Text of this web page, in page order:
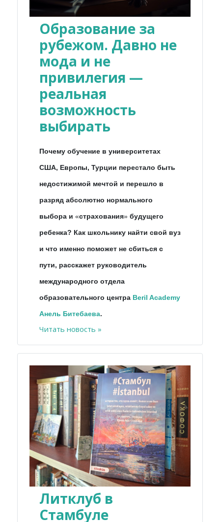
Образование за
рубежом. Давно не
мода и не
привилегия —
реальная
возможность
выбирать
Почему обучение в университетах
США, Европы, Турции перестало быть
недостижимой мечтой и перешло в
разряд абсолютно нормального
выбора и «страхования» будущего
ребенка? Как школьнику найти свой вуз
и что именно поможет не сбиться с
пути, расскажет руководитель
международного отдела
образовательного центра Beril Academy
Анель Битебаева.
Читать новость »
Литклуб в
Стамбуле